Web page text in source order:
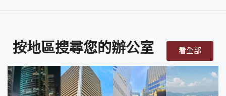
按地區搜尋您的辦公室 看全部